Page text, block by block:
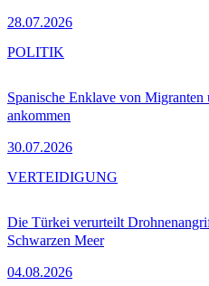
28.07.2026
Spanische Enklave von Migranten
ankommen
30.07.2026
POLITIK
Die Türkei verurteilt
Schwarzen Meer
04.08.2026
VERTEIDIGUNG